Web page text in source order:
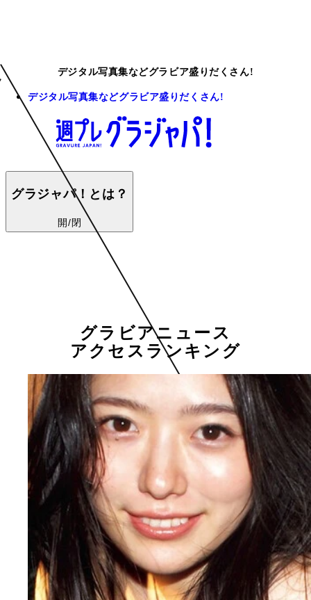
デジタル写真集などグラビア盛りだくさん!
デジタル写真集などグラビア盛りだくさん!
グラジャパ！とは？
開/閉
グラビアニュース
アクセスランキング